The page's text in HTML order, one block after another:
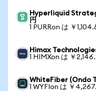
Hyperliquid
円
1 PURRon は ￥
Himax
1 HIMXon は ￥
WhiteFiber (Ondo
1 WYFIon は ￥